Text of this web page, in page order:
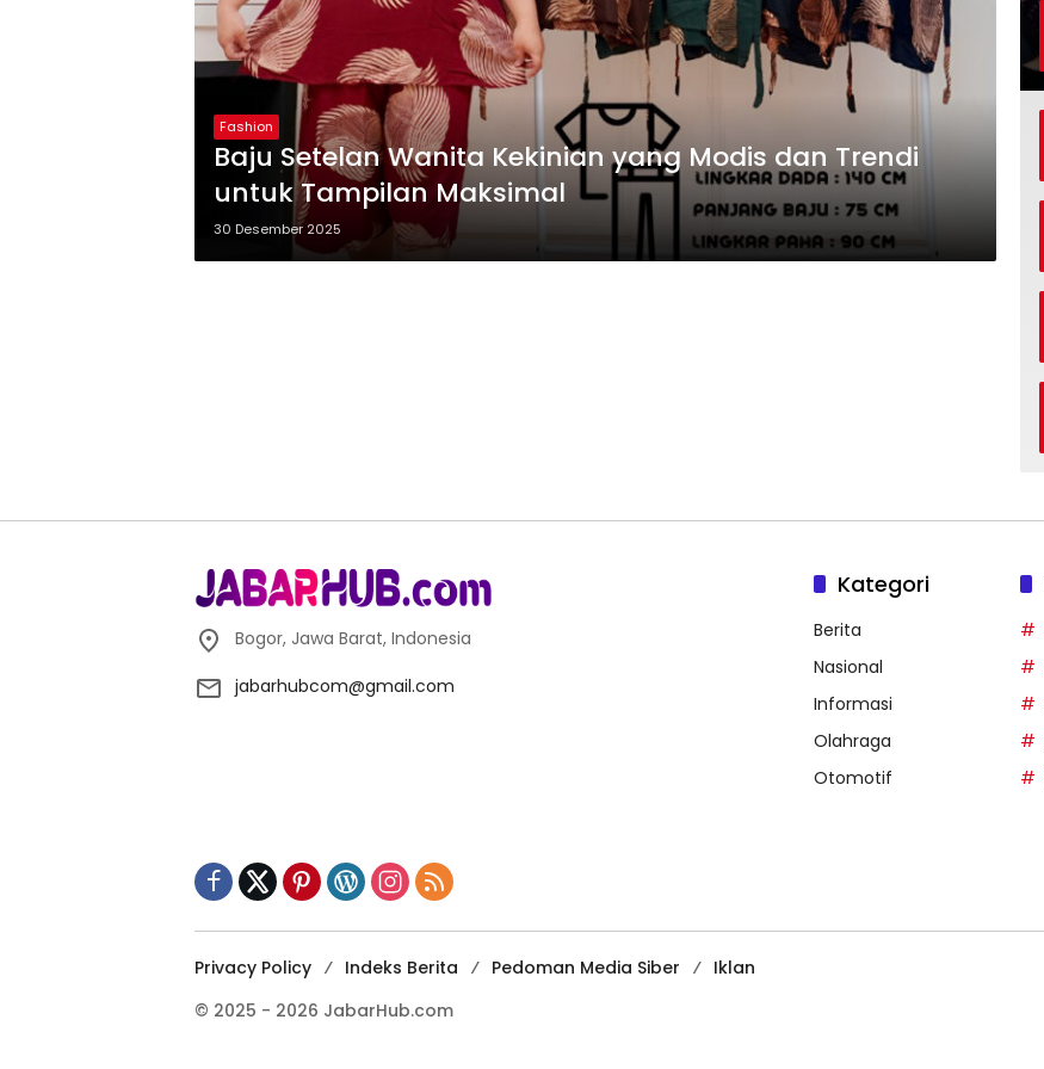
Fashion
Baju Setelan Wanita Kekinian yang Modis dan Trendi
untuk Tampilan Maksimal
30 Desember 2025
Bogor, Jawa Barat, Indonesia
jabarhubcom@gmail.com
Kategori
Berita
Nasional
Informasi
Olahraga
Otomotif
Privacy Policy Indeks Berita Pedoman Media Siber
Iklan
© 2025 - 2026 JabarHub.com